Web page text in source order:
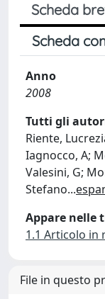
Scheda
Scheda
Anno
2008
Tutti gli
Riente,
Iagnocco, A;
Valesini, G;
Stefano...
Appare nelle
1.1 Articolo in
File in questo